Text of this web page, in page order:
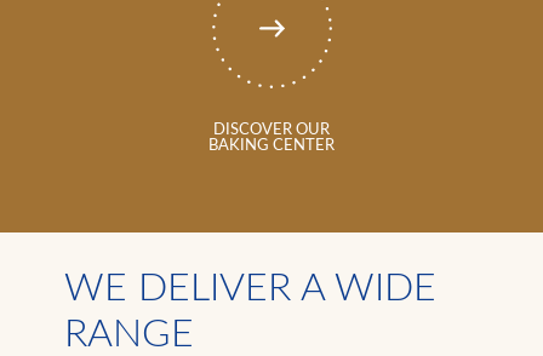
DISCOVER OUR
BAKING CENTER
WE DELIVER A WIDE
RANGE